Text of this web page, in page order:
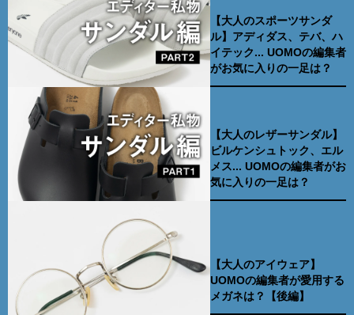
【大人のスポーツサンダ
ル】アディダス、テバ、ハ
イテック... UOMOの編集者
がお気に入りの一足は？
【大人のレザーサンダル】
ビルケンシュトック、エル
メス... UOMOの編集者がお
気に入りの一足は？
【大人のアイウェア】
UOMOの編集者が愛用する
メガネは？【後編】